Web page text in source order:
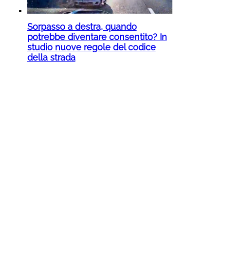
Sorpasso a destra, quando
potrebbe diventare consentito? In
studio nuove regole del codice
della strada